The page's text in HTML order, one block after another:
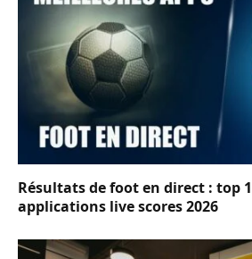
Résultats de foot en direct : top
applications live scores 2026